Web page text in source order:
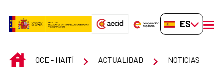
ES-ES
INICIOOCE - HAITÍ ACTUALIDAD NOTICIAS